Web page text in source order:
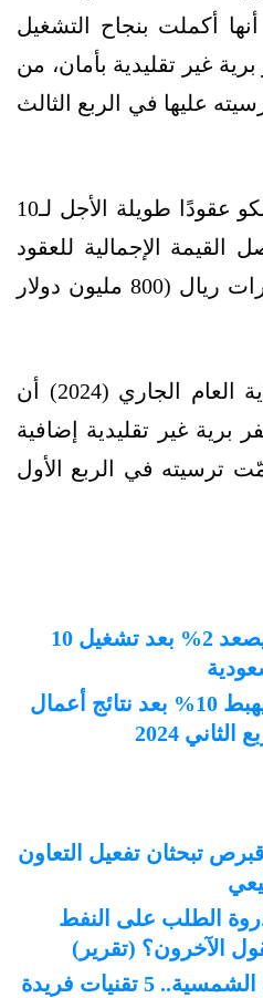
أنها أكملت بنجاح التشغيل
حفر برية غير تقليدية بأمان، من
عليها في الربع الثالث
ويتضمن الاتفاق مع أرامكو عقودًا طويلة الأجل لـ10
الإجمالية للعقود
إلى ما يزيد على 3 مليارات ريال (800 مليون دولار
ومن المتوقع بحلول نهاية العام الجاري (2024) أن
منصات حفر برية غير تقليدية إضافية
ترسيته في الربع الأول
سهم الحفر العربية يصعد 2% بعد تشغيل 10
سهم الحفر العربية يهبط 10% بعد نتائج أعمال
2024
مصر وقبرص تبحثان تفعيل التعاون
الطلب على النفط
تنظيف ألواح الطاقة الشمسية.. 5 تقنيات فريدة